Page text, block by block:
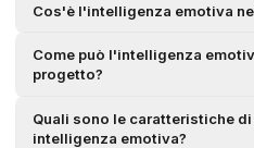
Cos'è l'intelligenza emotiva
Come può l'intelligenza
progetto?
Quali sono le caratteristiche
intelligenza emotiva?